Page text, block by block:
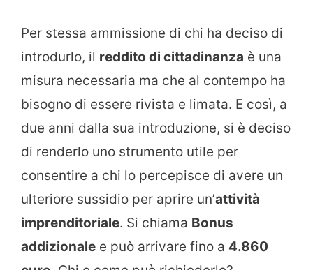
Per stessa ammissione di chi ha deciso di
introdurlo, il reddito di cittadinanza è una
misura necessaria ma che al contempo ha
bisogno di essere rivista e limata. E così, a
due anni dalla sua introduzione, si è deciso
di renderlo uno strumento utile per
consentire a chi lo percepisce di avere un
ulteriore sussidio per aprire un’attività
imprenditoriale. Si chiama Bonus
addizionale e può arrivare fino a 4.860